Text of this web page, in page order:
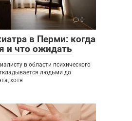
0
в Перми: когда
и что ожидать
в области психического
людьми до
хотя